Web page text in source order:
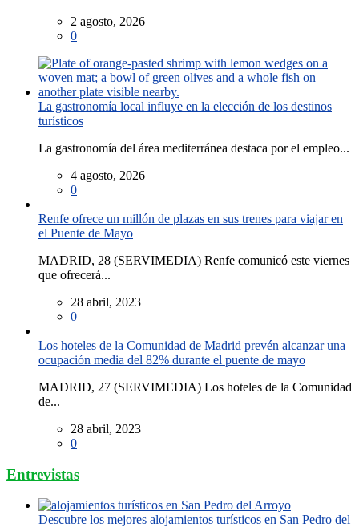
2 agosto, 2026
0
La gastronomía local influye en la elección de los destinos
turísticos
La gastronomía del área mediterránea destaca por el empleo...
4 agosto, 2026
0
Renfe ofrece un millón de plazas en sus trenes para viajar en
el Puente de Mayo
MADRID, 28 (SERVIMEDIA) Renfe comunicó este viernes
que ofrecerá...
28 abril, 2023
0
Los hoteles de la Comunidad de Madrid prevén alcanzar una
ocupación media del 82% durante el puente de mayo
MADRID, 27 (SERVIMEDIA) Los hoteles de la Comunidad
de...
28 abril, 2023
0
Entrevistas
Descubre los mejores alojamientos turísticos en San Pedro del